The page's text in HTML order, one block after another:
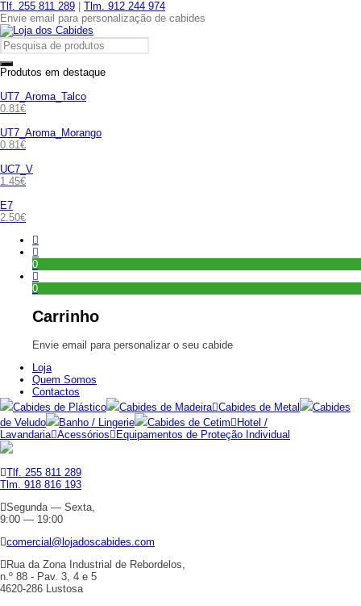
Tlf. 255 811 289
Tlm. 912 244 974
Envie email para personalização de cabides
Produtos em destaque
UT7_Aroma_Talco
0.81€
UT7_Aroma_Morango
0.81€
UC7_V
1.45€
E7
2.50€
0
0
Carrinho
Envie email para personalizar o seu cabide
Loja
Quem Somos
Contactos
Cabides de Plástico
Cabides de Madeira Cabides de Metal
Cabides
de Veludo
Banho / Lingerie Cabides de Cetim
Hotel /
Lavandaria Acessórios Equipamentos de Proteção Individual
Tlf. 255 811 289
Tlm. 918 816 193
Segunda — Sexta,
9:00 — 19:00
comercial@lojadoscabides.com
Rua da Zona Industrial de Rebordelos,
n.º 88 - Pav. 3, 4 e 5
4620-286 Lustosa